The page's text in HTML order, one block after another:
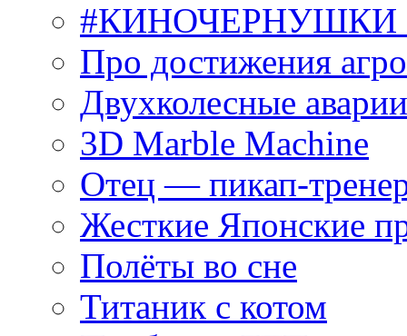
#КИНОЧЕРНУШКИ
Про достижения
Двухколесные
3D Marble Machine
Отец — пикап-
Жесткие Японские
Полёты во сне
Титаник с котом